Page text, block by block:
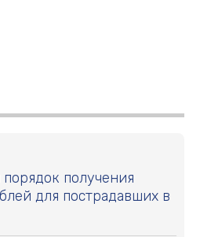
получения
для пострадавших в